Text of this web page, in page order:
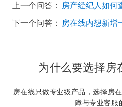
上一个问答： 房产经纪人如何
下一个问答：
为什么要选择房
房在线只做专业级产品，选择房
障与专业客服